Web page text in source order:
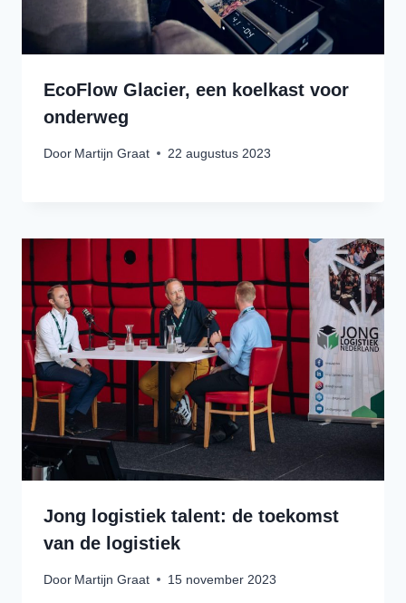
EcoFlow Glacier, een koelkast voor
onderweg
Door Martijn Graat 22 augustus 2023
Jong logistiek talent: de toekomst
van de logistiek
Door Martijn Graat 15 november 2023